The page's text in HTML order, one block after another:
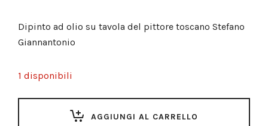
Dipinto ad olio su tavola del pittore toscano Stefano
Giannantonio
1 disponibili
AGGIUNGI AL CARRELLO